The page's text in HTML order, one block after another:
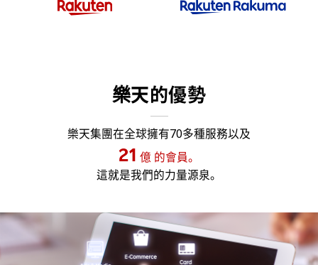
樂天的優勢
樂天集團在全球擁有70多種服務以及
21 億 的會員。
這就是我們的力量源泉。